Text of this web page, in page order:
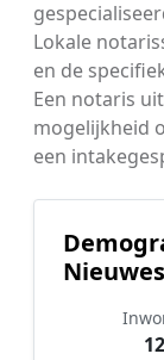
Lokale
en de
Een notaris
mogelijkheid
een